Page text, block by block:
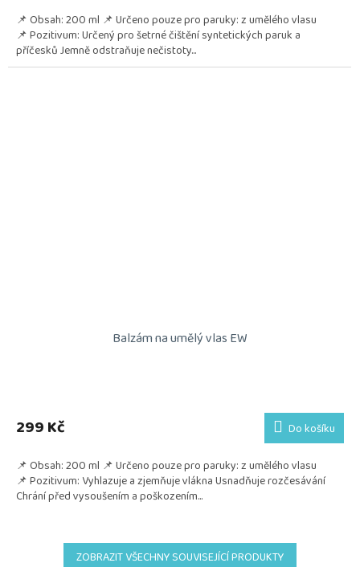
📌 Obsah: 200 ml 📌 Určeno pouze pro paruky: z umělého vlasu
📌 Pozitivum: Určený pro šetrné čištění syntetických paruk a
příčesků Jemně odstraňuje nečistoty...
Balzám na umělý vlas EW
299 Kč Do košíku
📌 Obsah: 200 ml 📌 Určeno pouze pro paruky: z umělého vlasu
📌 Pozitivum: Vyhlazuje a zjemňuje vlákna Usnadňuje rozčesávání
Chrání před vysoušením a poškozením...
ZOBRAZIT VŠECHNY SOUVISEJÍCÍ PRODUKTY